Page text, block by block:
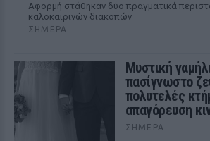
Αφορμή στάθηκαν δύο πραγματικά
καλοκαιρινών διακοπών
ΣΉΜΕΡΑ
Μυστική
πασίγνωστο
πολυτελές
απαγόρευση
ΣΉΜΕΡΑ